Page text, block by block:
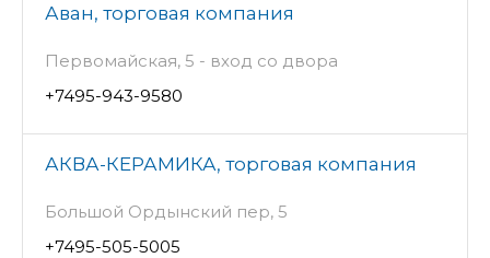
Аван, торговая компания
Первомайская, 5 - вход со двора
+7495-943-9580
АКВА-КЕРАМИКА, торговая компания
Большой Ордынский пер, 5
+7495-505-5005